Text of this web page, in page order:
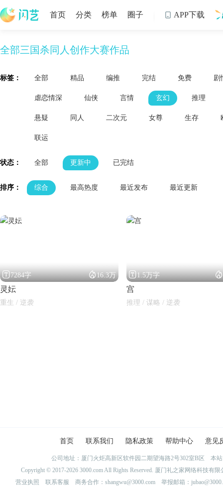
首页 分类 榜单 圈子  APP下载
全部三国杀同人创作大赛作品
标签： 全部 精品 编推 完结 免费 剧
虐恋情深 仙侠 言情 玄幻 推理
悬疑 同人 二次元 女尊 生存
联运
状态： 全部 更新中 已完结
排序： 综合 最高热度 最近发布 最近更新
7284字 16.3万
灵妘
重生 / 逆袭
1.5万字 
宫
推理 / 谋略 / 逆袭
首页 联系我们 隐私政策 帮助中心 意见
公司地址：厦门火炬高新区软件园二期望海路2号302室B区 本
Copyright © 2017-2026 3000.com All Rights Reserved. 厦门礼之家网络科技
营业执照
联系客服 商务合作：shangwu@3000.com 举报邮箱：